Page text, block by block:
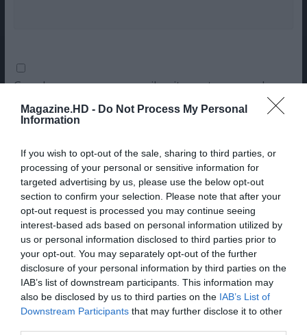
Magazine.HD - Do Not Process My Personal
Information
If you wish to opt-out of the sale, sharing to third parties, or
processing of your personal or sensitive information for
targeted advertising by us, please use the below opt-out
section to confirm your selection. Please note that after your
opt-out request is processed you may continue seeing
interest-based ads based on personal information utilized by
us or personal information disclosed to third parties prior to
your opt-out. You may separately opt-out of the further
disclosure of your personal information by third parties on the
IAB’s list of downstream participants. This information may
also be disclosed by us to third parties on the IAB’s List of
Downstream Participants that may further disclose it to other
Guardar o meu nome, email e site neste navegador
para a próxima vez que eu comentar.